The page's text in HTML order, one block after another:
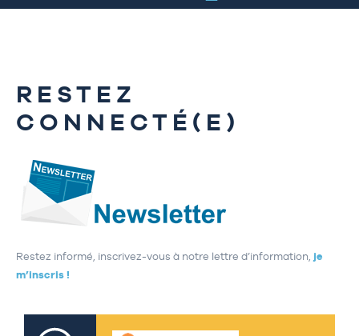
RESTEZ
CONNECTÉ(E)
Restez informé, inscrivez-vous à notre lettre d’information, je
m’inscris !